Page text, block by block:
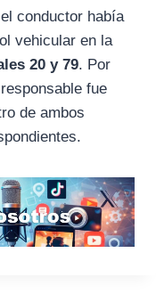
conductor había
vehicular en la
20 y 79. Por
fue
de ambos